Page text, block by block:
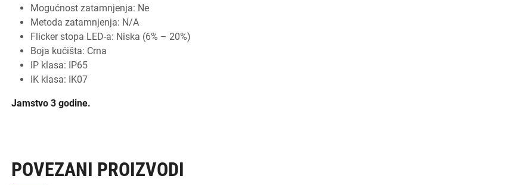
Mogućnost zatamnjenja: Ne
Metoda zatamnjenja: N/A
Flicker stopa LED-a: Niska (6% – 20%)
Boja kućišta: Crna
IP klasa: IP65
IK klasa: IK07
Jamstvo 3 godine.
POVEZANI PROIZVODI